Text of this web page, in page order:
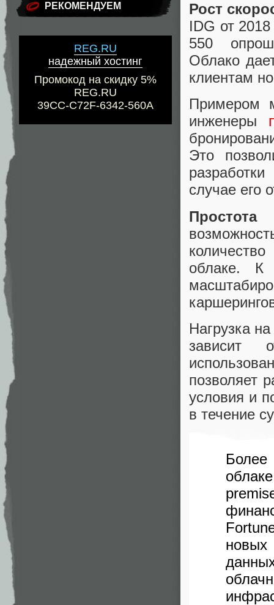
РЕКОМЕНДУЕМ
REG.RU
надежный хостинг
Промокод на скидку 5%
REG.RU
39CC-C72F-6342-560A
Рост
IDG от
550
Облако
клиентам
Примером
инженеры
Это
случае его
Простота
облаке. К
Нагрузка
зависит
позволяет
условия и
в течение
Более
новых